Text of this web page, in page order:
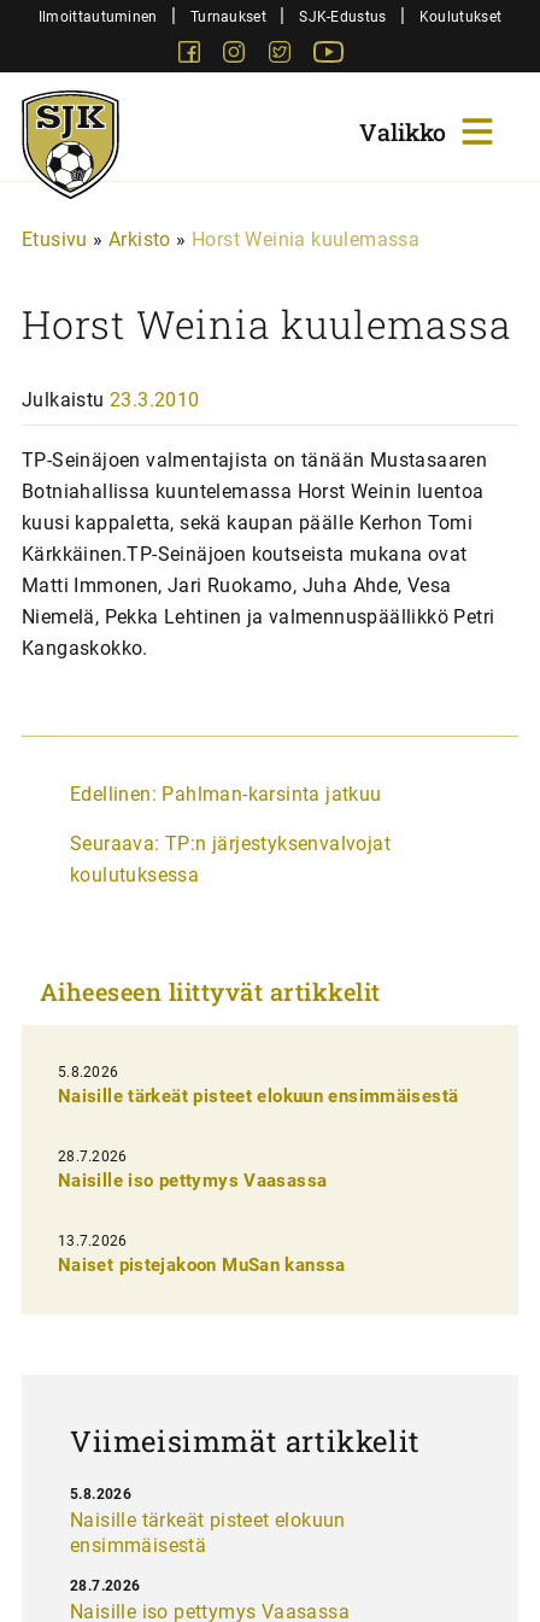
SiirryIlmoittautuminen | Turnaukset | SJK-Edustus | Koulutukset
FacebookInstagram
Twitter
Sjk-
Juniorit
Etusivu » Arkisto » Horst Weinia kuulemassa
Horst Weinia kuulemassa
Julkaistu 23.3.2010
TP-Seinäjoen valmentajista on tänään Mustasaaren
Botniahallissa kuuntelemassa Horst Weinin luentoa
kuusi kappaletta, sekä kaupan päälle Kerhon Tomi
Kärkkäinen.TP-Seinäjoen koutseista mukana ovat
Matti Immonen, Jari Ruokamo, Juha Ahde, Vesa
Niemelä, Pekka Lehtinen ja valmennuspäällikkö Petri
Kangaskokko.
A
t
i
e
i
e
n
s
e
l
Edellinen: Pahlman-karsinta jatkuu
Seuraava: TP:n järjestyksenvalvojat
koulutuksessa
Aiheeseen liittyvät artikkelit
5.8.2026
Naisille tärkeät pisteet elokuun ensimmäisestä
28.7.2026
Naisille iso pettymys Vaasassa
13.7.2026
Naiset pistejakoon MuSan kanssa
Viimeisimmät artikkelit
Naisille tärkeät pisteet elokuun
ensimmäisestä
5.8.2026
Naisille iso pettymys Vaasassa
28.7.2026